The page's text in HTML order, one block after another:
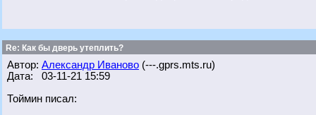
Re: Как бы дверь утеплить?
Автор: Александр Иваново (---.gprs.mts.ru)
Дата: 03-11-21 15:59
Тоймин писал: